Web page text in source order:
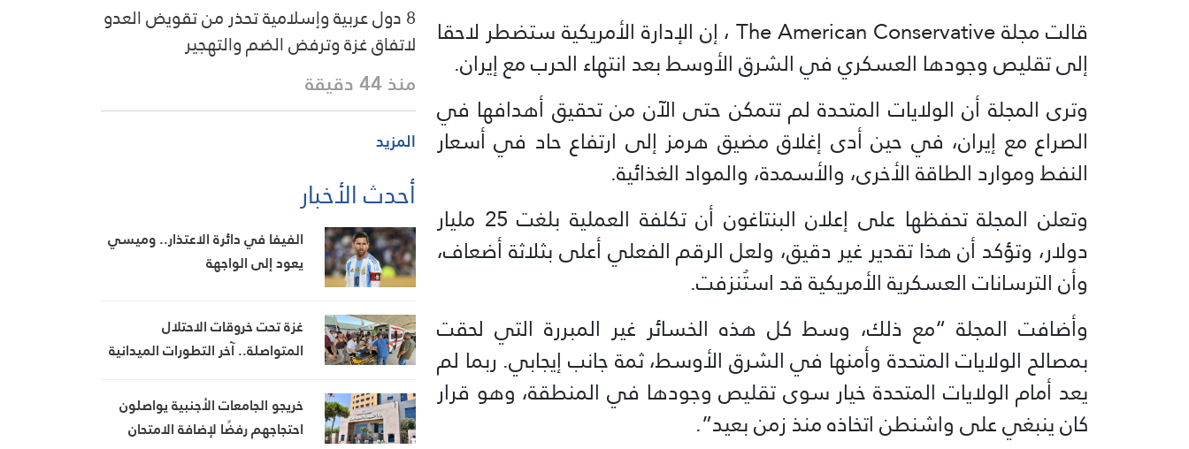
قالت مجلة The American Conservative ، إن الإدارة الأمريكية ستضطر لاحقا
إلى تقليص وجودها العسكري في الشرق الأوسط بعد انتهاء الحرب مع إيران.
وترى المجلة أن الولايات المتحدة لم تتمكن حتى الآن من تحقيق أهدافها في
الصراع مع إيران، في حين أدى إغلاق مضيق هرمز إلى ارتفاع حاد في أسعار
النفط وموارد الطاقة الأخرى، والأسمدة، والمواد الغذائية.
وتعلن المجلة تحفظها على إعلان البنتاغون أن تكلفة العملية بلغت 25 مليار
دولار، وتؤكد أن هذا تقدير غير دقيق، ولعل الرقم الفعلي أعلى بثلاثة أضعاف،
وأن الترسانات العسكرية الأمريكية قد استُنزفت.
وأضافت المجلة “مع ذلك، وسط كل هذه الخسائر غير المبررة التي لحقت
بمصالح الولايات المتحدة وأمنها في الشرق الأوسط، ثمة جانب إيجابي. ربما لم
يعد أمام الولايات المتحدة خيار سوى تقليص وجودها في المنطقة، وهو قرار
كان ينبغي على واشنطن اتخاذه منذ زمن بعيد”.
8 دول عربية وإسلامية تحذر من تقويض العدو
لاتفاق غزة وترفض الضم والتهجير
منذ 44 دقيقة
المزيد
أحدث الأخبار
الفيفا في دائرة الاعتذار.. وميسي
يعود إلى الواجهة
غزة تحت خروقات الاحتلال
المتواصلة.. آخر التطورات الميدانية
خريجو الجامعات الأجنبية يواصلون
احتجاجهم رفضًا لإضافة الامتحان